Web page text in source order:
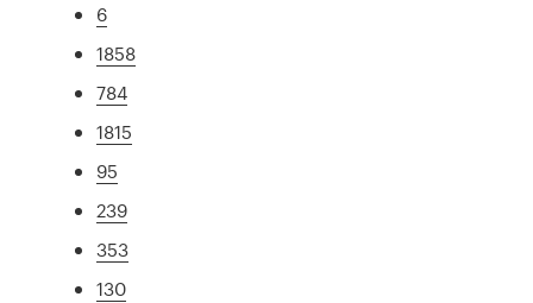
6
1858
784
1815
95
239
353
130